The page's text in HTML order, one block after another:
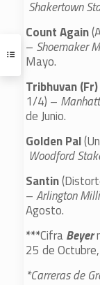
Shakertown
Count Again
– Shoemaker
Mayo.
Tribhuvan
1/4) –
de Junio.
Golden Pal
Woodford
Santin
–Arlington
Agosto.
***CifraBeyer
25 de
*Carreras de